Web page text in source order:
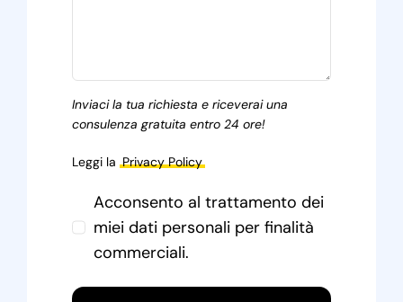
Inviaci la tua richiesta e riceverai una
consulenza gratuita entro 24 ore!
Leggi la Privacy Policy
Acconsento al trattamento dei
miei dati personali per finalità
commerciali.